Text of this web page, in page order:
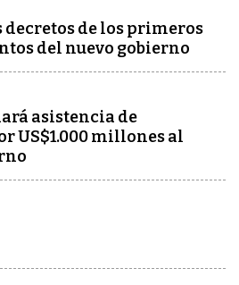
decretos de los primeros
del nuevo gobierno
asistencia de
US$1.000 millones al